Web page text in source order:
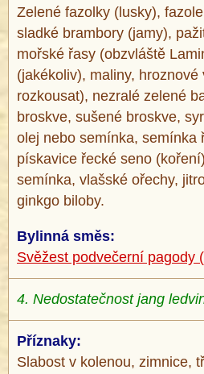
Zelené fazolky (lusky),
sladké brambory (jamy),
mořské řasy (obzvláště
(jakékoliv), maliny,
rozkousat), nezralé zelené
broskve, sušené broskve,
olej nebo semínka, semínka
pískavice řecké seno
semínka, vlašské ořechy,
ginkgo biloby.
Bylinná směs:
Svěžest podvečerní pagody
4. Nedostatečnost jang
Příznaky:
Slabost v kolenou, zimnice,